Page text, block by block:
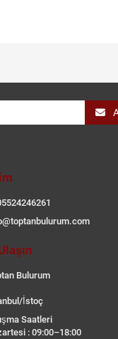
Bulurum
İstoç
Saatleri
: 09:00–18:00